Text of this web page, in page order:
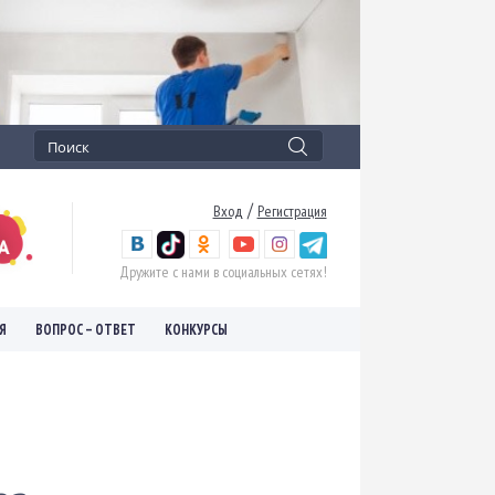
Вход / Регистрация
Дружите с нами в социальных сетях!
ВОПРОС – ОТВЕТ КОНКУРСЫ